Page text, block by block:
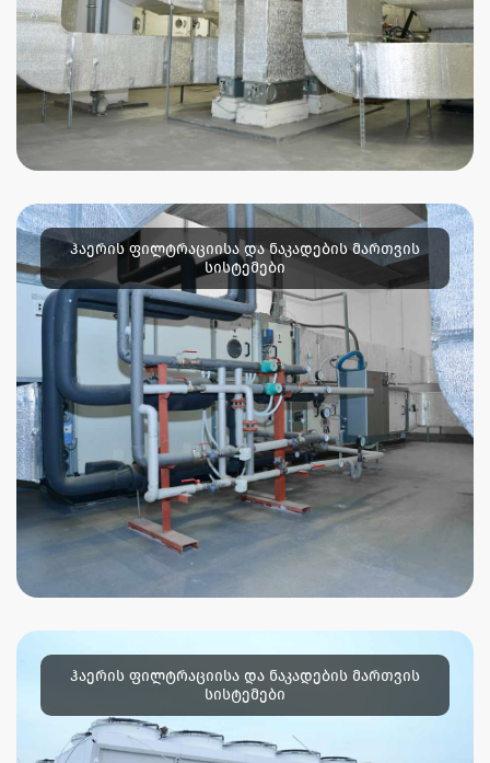
ჰაერის ფილტრაციისა და ნაკადების მართვის
სისტემები
ჰაერის ფილტრაციისა და ნაკადების მართვის
სისტემები